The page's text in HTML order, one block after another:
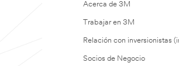
Acerca de 3M
Trabajar en 3M
Relación con inversionistas
Socios de Negocio